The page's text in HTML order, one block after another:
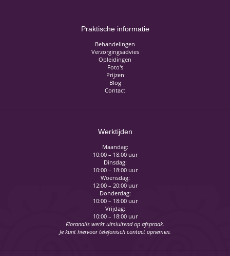
Praktische informatie
Behandelingen
Verzorgingsadvies
Opleidingen
Foto's
Prijzen
Blog
Contact
Werktijden
Maandag:
10:00 – 18:00 uur
Dinsdag:
10:00 – 18:00 uur
Woensdag:
12:00 – 20:00 uur
Donderdag:
10:00 – 18:00 uur
Vrijdag:
10:00 – 18:00 uur
Floranails werkt uitsluitend op afspraak.
Je kunt hiervoor telefonisch contact opnemen.